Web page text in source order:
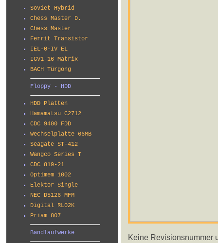
Soviet Hybrid
Chess Master D.
Chess Master
Ferrit Transistor
IEL-0-IV EL
IGV1-16 Matrix
BACH Türgong
Floppy - HDD
HDD Platten
Hamamatsu C2712
CDC 9400 FDD
Wechselplatte 66MB
Seagate ST-412
Wangco Series T
CDC 819-21
Optimem 1002
Elektor Single
NEC D5126 MFM
Digital RL02K
Priam 807
Bandlaufwerke Keine Revisionsnummer